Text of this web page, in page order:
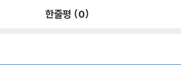
한줄평 (0)